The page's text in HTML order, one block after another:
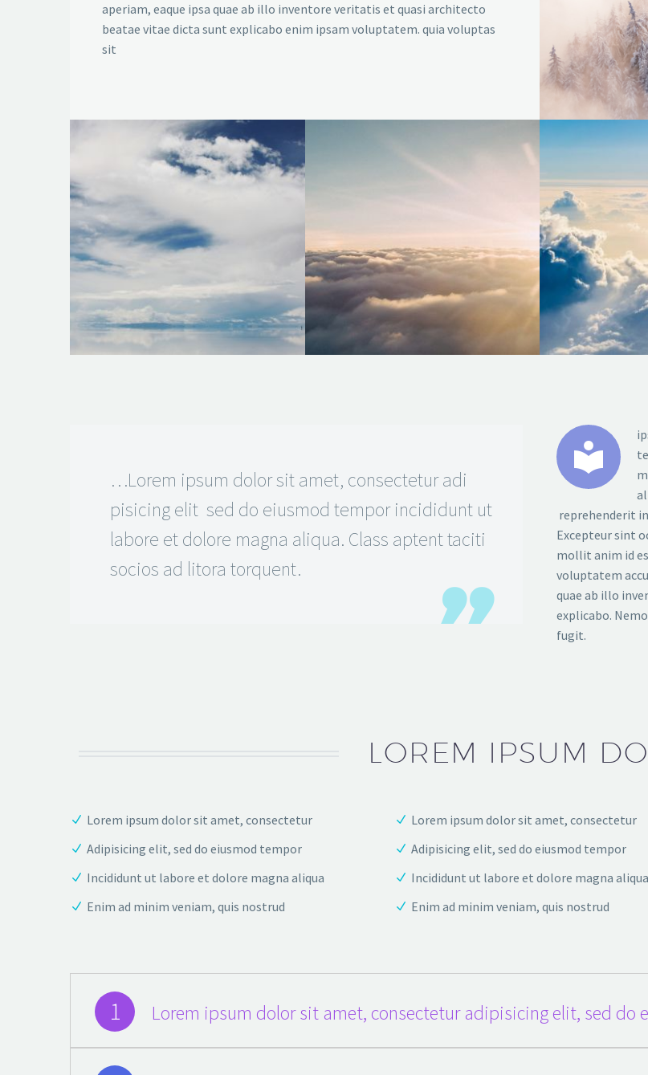
aperiam, eaque ipsa quae ab illo inventore veritatis et quasi architecto
beatae vitae dicta sunt explicabo enim ipsam voluptatem. quia voluptas
sit
…Lorem ipsum dolor sit amet, consectetur adi
pisicing elit sed do eiusmod tempor incididunt ut
labore et dolore magna aliqua. Class aptent taciti
socios ad litora torquent.


reprehenderit
Excepteur sint
mollit anim id
voluptatem
quae ab illo
explicabo.
fugit.
LOREM IPSUM
Lorem ipsum dolor sit amet, consectetur
Adipisicing elit, sed do eiusmod tempor
Incididunt ut labore et dolore magna aliqua
Enim ad minim veniam, quis nostrud
Lorem ipsum dolor sit amet, consectetur
Adipisicing elit, sed do eiusmod tempor
Incididunt ut labore et dolore magna aliqua
Enim ad minim veniam, quis nostrud
1 Lorem ipsum dolor sit amet, consectetur adipisicing elit, sed do